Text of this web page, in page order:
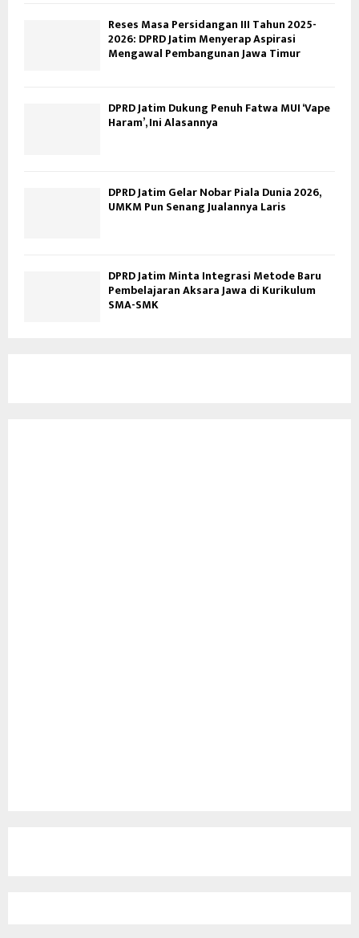
Reses Masa Persidangan III Tahun 2025-
2026: DPRD Jatim Menyerap Aspirasi
Mengawal Pembangunan Jawa Timur
DPRD Jatim Dukung Penuh Fatwa MUI ‘Vape
Haram’, Ini Alasannya
DPRD Jatim Gelar Nobar Piala Dunia 2026,
UMKM Pun Senang Jualannya Laris
DPRD Jatim Minta Integrasi Metode Baru
Pembelajaran Aksara Jawa di Kurikulum
SMA-SMK